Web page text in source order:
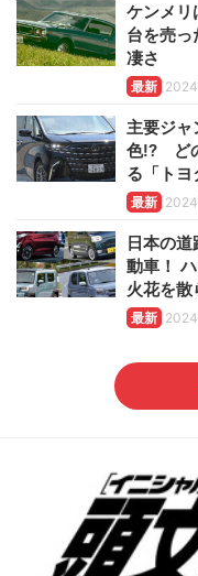
ケンメリ
台を売
凄さ
最新
主要ジャ
色!? ど
る「トヨ
最新
日本の
動車！
火花を散
最新